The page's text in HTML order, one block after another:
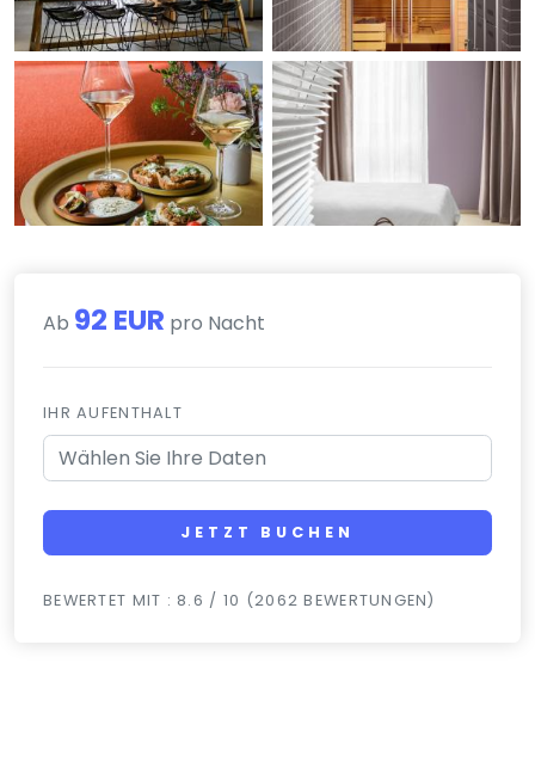
Ab 92 EUR pro Nacht
IHR AUFENTHALT
JETZT BUCHEN
BEWERTET MIT : 8.6 / 10 (2062 BEWERTUNGEN)